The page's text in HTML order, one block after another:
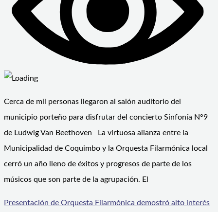
Cerca de mil personas llegaron al salón auditorio del
municipio porteño para disfrutar del concierto Sinfonía N°9
de Ludwig Van Beethoven La virtuosa alianza entre la
Municipalidad de Coquimbo y la Orquesta Filarmónica local
cerró un año lleno de éxitos y progresos de parte de los
músicos que son parte de la agrupación. El
Presentación de Orquesta Filarmónica demostró alto interés